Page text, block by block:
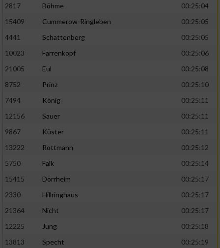
2817
Böhme
00:25:04
15409
Cummerow-Ringleben
00:25:05
4441
Schattenberg
00:25:05
10023
Farrenkopf
00:25:06
21005
Eul
00:25:08
8752
Prinz
00:25:10
7494
König
00:25:11
12156
Sauer
00:25:11
9867
Küster
00:25:11
13222
Rottmann
00:25:12
5750
Falk
00:25:14
15415
Dörrheim
00:25:17
2330
Hillringhaus
00:25:17
21364
Nicht
00:25:17
12225
Jung
00:25:18
13813
Specht
00:25:19